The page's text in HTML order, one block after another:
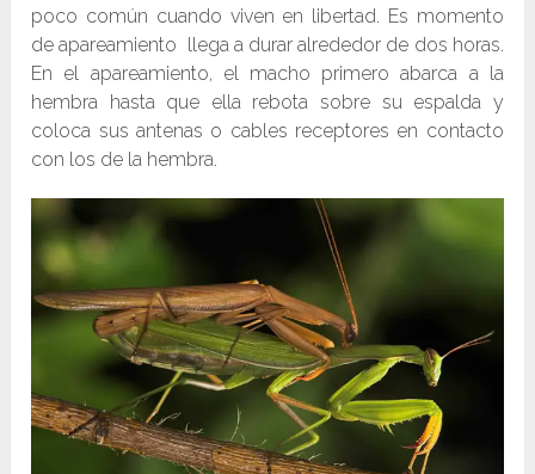
poco común cuando viven en libertad. Es momento
de apareamiento llega a durar alrededor de dos horas.
En el apareamiento, el macho primero abarca a la
hembra hasta que ella rebota sobre su espalda y
coloca sus antenas o cables receptores en contacto
con los de la hembra.